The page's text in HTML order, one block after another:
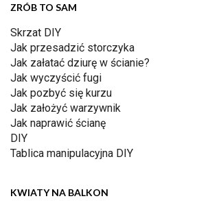
ZRÓB TO SAM
Skrzat DIY
Jak przesadzić storczyka
Jak załatać dziurę w ścianie?
Jak wyczyścić fugi
Jak pozbyć się kurzu
Jak założyć warzywnik
Jak naprawić ścianę
DIY
Tablica manipulacyjna DIY
KWIATY NA BALKON